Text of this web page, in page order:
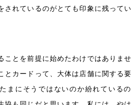
されているのがとても印象に残ってい
ことを前提に始めたわけではありませ
とカードって、大体は店舗に関する要
まにそうではないのか紛れているの